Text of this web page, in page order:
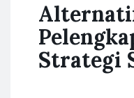
Strategi